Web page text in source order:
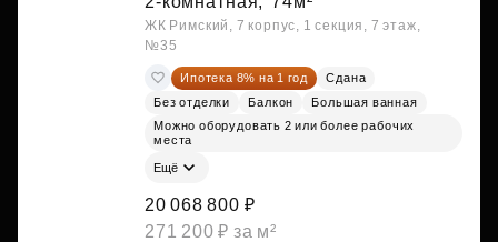
ЖК Римский, 7 корпус, 1 секция, 7 этаж,
№35
Ипотека 8% на 1 год
Сдана
Без отделки
Балкон
Большая ванная
Можно оборудовать 2 или более рабочих
места
Ещё
20 068 800 ₽
271 200 ₽ за м²